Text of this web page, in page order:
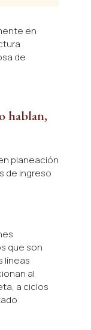
en
de
hablan,
planeación
de ingreso
que son
líneas
al
a ciclos